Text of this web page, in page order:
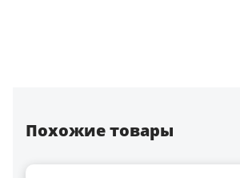
Похожие товары